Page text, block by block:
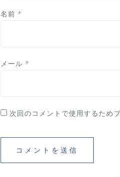
名前 *
メール *
次回のコメントで使用するため